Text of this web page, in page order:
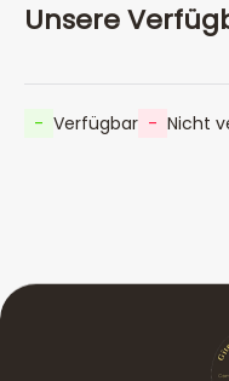
Unsere
- Verfügbar - Nicht